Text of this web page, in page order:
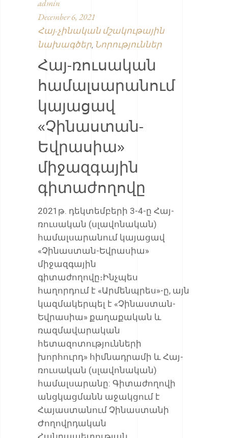
admin
December 6, 2021
Հայ-չինական մշակութային
նախագծեր Նորություններ
Հայ-ռուսական
համալսարանում
կայացավ
«Չինաստան-
Եվրասիա»
միջազգային
գիտաժողովը
2021թ. դեկտեմբերի 3-4-ը Հայ-
ռուսական (սլավոնական)
համալսարանում կայացավ
«Չինաստան-Եվրասիա»
միջազգային
գիտաժողովը։Ինչպես
հաղորդում է «Արմենպրես»-ը, այն
կազմակերպել է «Չինաստան-
Եվրասիա» քաղաքական և
ռազմավարական
հետազոտությունների
խորհուրդ» հիմնադրամի և Հայ-
ռուսական (սլավոնական)
համալսարանը: Գիտաժողովի
անցկացմանն աջակցում է
Հայաստանում Չինաստանի
Ժողովրդական